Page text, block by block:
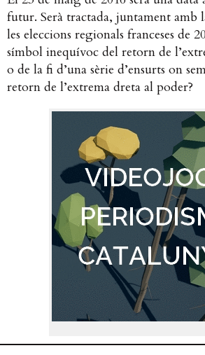
futur. Serà tractada, juntament amb
les eleccions regionals franceses de
símbol inequívoc del retorn de
o de la fi d’una sèrie d’ensurts on
retorn de l’extrema dreta al poder?